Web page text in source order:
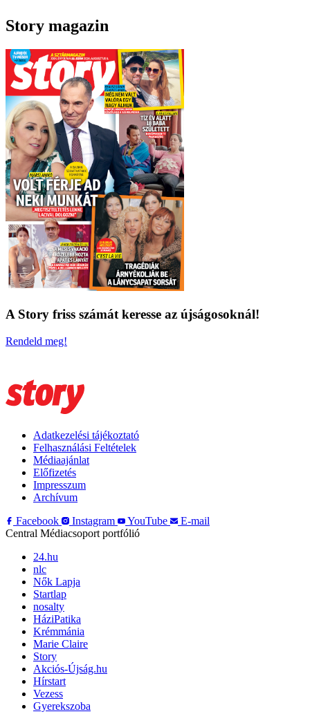
Story magazin
A Story friss számát keresse az újságosoknál!
Rendeld meg!
Adatkezelési tájékoztató
Felhasználási Feltételek
Médiaajánlat
Előfizetés
Impresszum
Archívum
Facebook
Instagram YouTube
E-mail
Central Médiacsoport portfólió
24.hu
nlc
Nők Lapja
Startlap
nosalty
HáziPatika
Krémmánia
Marie Claire
Story
Akciós-Újság.hu
Hírstart
Vezess
Gyerekszoba